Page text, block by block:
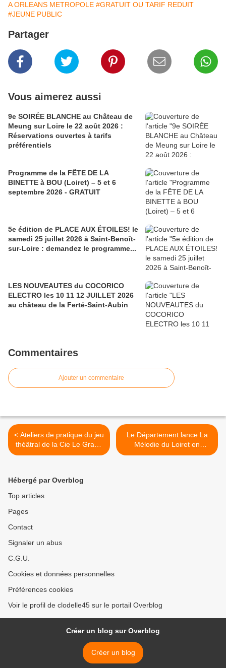
A ORLEANS METROPOLE #GRATUIT OU TARIF REDUIT
#JEUNE PUBLIC
Partager
Vous aimerez aussi
9e SOIRÉE BLANCHE au Château de
Meung sur Loire le 22 août 2026 :
Réservations ouvertes à tarifs
préférentiels
Programme de la FÊTE DE LA
BINETTE à BOU (Loiret) – 5 et 6
septembre 2026 - GRATUIT
5e édition de PLACE AUX ÉTOILES! le
samedi 25 juillet 2026 à Saint-Benoît-
sur-Loire : demandez le programme...
LES NOUVEAUTES du COCORICO
ELECTRO les 10 11 12 JUILLET 2026
au château de la Ferté-Saint-Aubin
Commentaires
Ajouter un commentaire
< Ateliers de pratique du jeu
théâtral de la Cie Le Grand
Souk menés par
Le Département lance La
Mélodie du Loiret en
soutien aux artistes
Hébergé par Overblog
Top articles
Pages
Contact
Signaler un abus
C.G.U.
Cookies et données personnelles
Préférences cookies
Voir le profil de clodelle45 sur le portail Overblog
Créer un blog sur Overblog
Créer un blog